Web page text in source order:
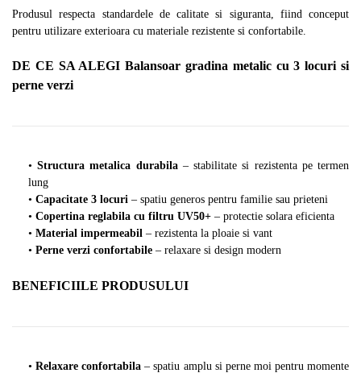
Produsul respecta standardele de calitate si siguranta, fiind conceput
pentru utilizare exterioara cu materiale rezistente si confortabile.
DE CE SA ALEGI Balansoar gradina metalic cu 3 locuri si
perne verzi
•Structura metalica durabila– stabilitate si rezistenta pe termen
lung
• Capacitate 3 locuri – spatiu generos pentru familie sau prieteni
• Copertina reglabila cu filtru UV50+ – protectie solara eficienta
• Material impermeabil – rezistenta la ploaie si vant
• Perne verzi confortabile – relaxare si design modern
BENEFICIILE PRODUSULUI
•Relaxare confortabila – spatiu amplu si perne moi pentru momente